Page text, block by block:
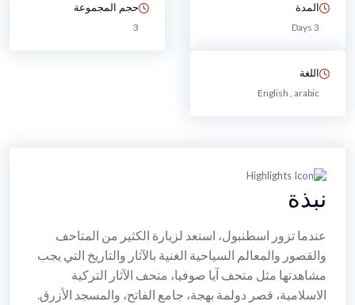
المدة
3 Days
حجم المجموعة
3
اللغة
English , arabic
نبذة
عندما تزور اسطنبول، استعد لزيارة الكثير من المتاحف
والقصور والمعالم السياحية الغنية بالآثار والتاريخ التي يجب
مشاهدتها مثل متحف آيا صوفيا، متحف الآثار التركية
الاسلامية، قصر دولمة بهجة، جامع الفاتح، والمسجد الأزرق.